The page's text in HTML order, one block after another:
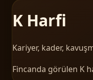
K Harfi
Kariyer, kader,
Fincanda görülen K